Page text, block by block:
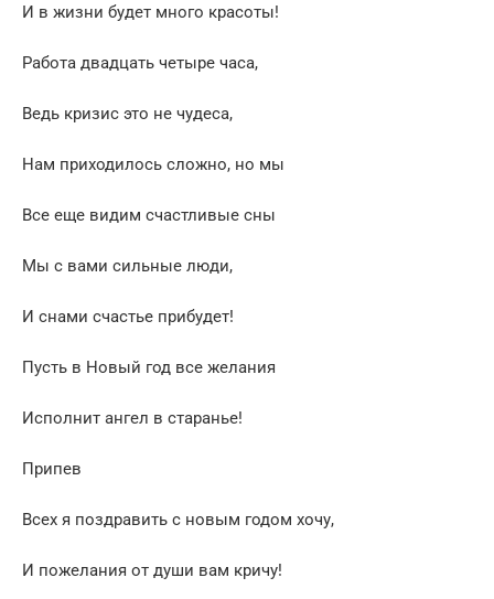
И в жизни будет много красоты!
Работа двадцать четыре часа,
Ведь кризис это не чудеса,
Нам приходилось сложно, но мы
Все еще видим счастливые сны
Мы с вами сильные люди,
И снами счастье прибудет!
Пусть в Новый год все желания
Исполнит ангел в старанье!
Припев
Всех я поздравить с новым годом хочу,
И пожелания от души вам кричу!